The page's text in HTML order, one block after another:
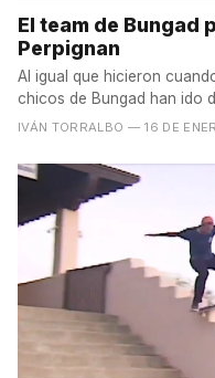
El team de Bungad
Perpignan
Al igual que hicieron
chicos de Bungad han ido
IVÁN TORRALBO — 16 DE